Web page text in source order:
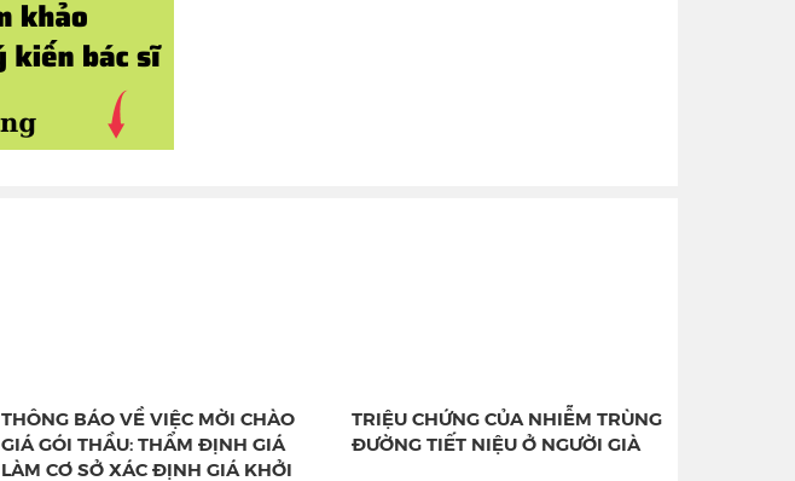
THÔNG BÁO VỀ VIỆC MỜI CHÀO
GIÁ GÓI THẦU: THẨM ĐỊNH GIÁ
LÀM CƠ SỞ XÁC ĐỊNH GIÁ KHỞI
TRIỆU CHỨNG CỦA NHIỄM TRÙNG
ĐƯỜNG TIẾT NIỆU Ở NGƯỜI GIÀ